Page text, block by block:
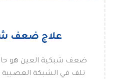
علاج ضعف
ضعف شبكية العين هو
تلف في الشبكة العصبية